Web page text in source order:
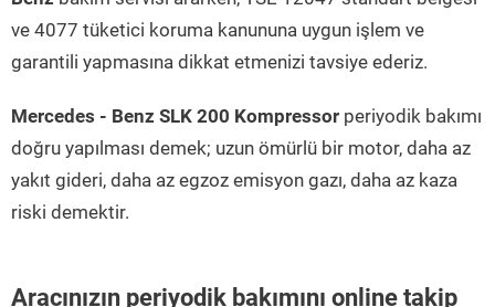
ve 4077 tüketici koruma kanununa uygun işlem ve
garantili yapmasına dikkat etmenizi tavsiye ederiz.
Mercedes - Benz SLK 200 Kompressor periyodik bakımı
doğru yapılması demek; uzun ömürlü bir motor, daha az
yakıt gideri, daha az egzoz emisyon gazı, daha az kaza
riski demektir.
Aracınızın periyodik bakımını online takip